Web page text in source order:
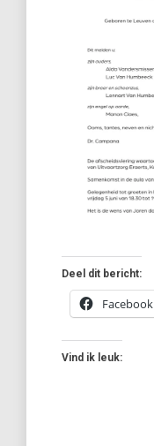
Deel dit bericht:
Facebook
Vind ik leuk: